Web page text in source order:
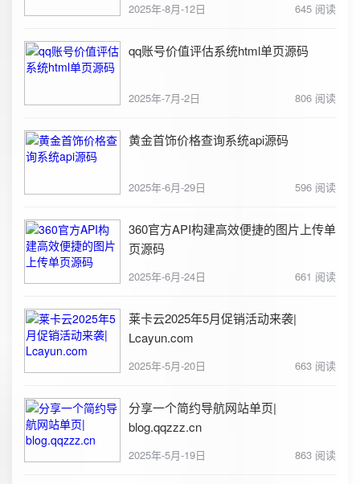
2025年-8月-12日 645 阅读
qq账号价值评估系统html单页源码
2025年-7月-2日 806 阅读
黄金首饰价格查询系统api源码
2025年-6月-29日 596 阅读
360官方API构建高效便捷的图片上传单
页源码
2025年-6月-24日 661 阅读
莱卡云2025年5月促销活动来袭|
Lcayun.com
2025年-5月-20日 663 阅读
分享一个简约导航网站单页|
blog.qqzzz.cn
2025年-5月-19日 863 阅读